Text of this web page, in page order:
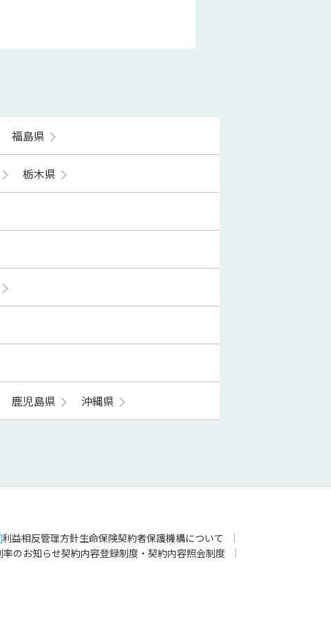
福島県
栃木県
鹿児島県 沖縄県
利益相反管理方針生命保険契約者保護機構について
のお知らせ契約内容登録制度・契約内容照会制度